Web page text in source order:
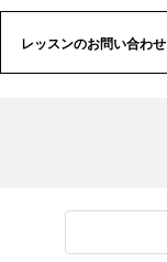
レッスンのお問い合わせ